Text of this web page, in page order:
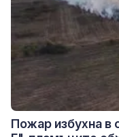
Пожар избухна в